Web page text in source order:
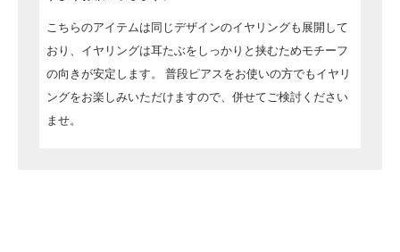
こちらのアイテムは同じデザインのイヤリングも展開して
おり、イヤリングは耳たぶをしっかりと挟むためモチーフ
の向きが安定します。
普段ピアスをお使いの方でもイヤリ
ングをお楽しみいただけますので、併せてご検討ください
ませ。